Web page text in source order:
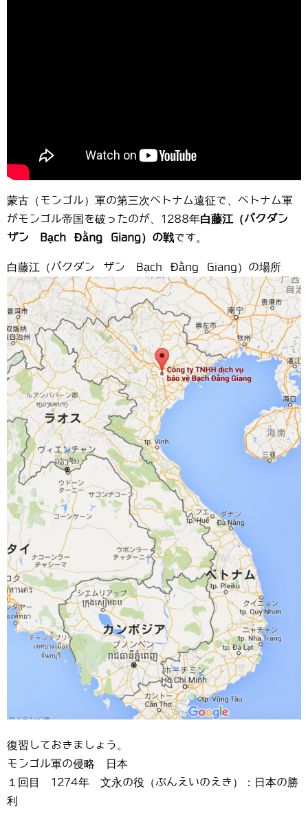
蒙古（モンゴル）軍の第三次ベトナム遠征で、ベトナム軍
がモンゴル帝国を破ったのが、1288年白藤江（バクダン
ザン Bạch Đằng Giang）の戦です。
白藤江（バクダン ザン Bạch Đằng Giang）の場所
復習しておきましょう。
モンゴル軍の侵略 日本
１回目 1274年 文永の役（ぶんえいのえき）：日本の勝
利